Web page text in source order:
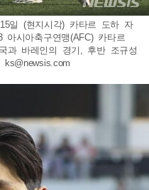
일 (현지시각) 카타르 도하 자
시아축구연맹(AFC) 카타르
과 바레인의 경기, 후반 조규성
ks@newsis.com